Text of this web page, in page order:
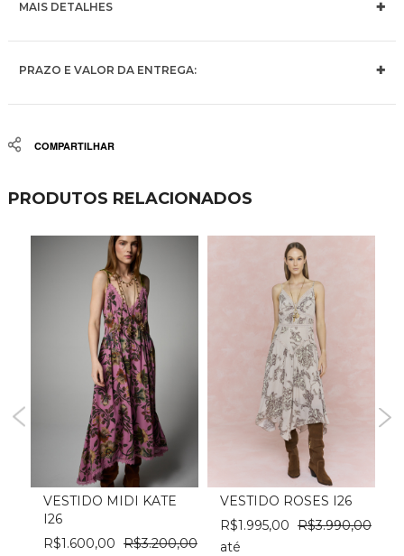
MAIS DETALHES
PRAZO E VALOR DA ENTREGA:
Share
PRODUTOS RELACIONADOS
VESTIDO MIDI KATE
I26
R$1.600,00 R$3.200,00
VESTIDO ROSES I26
R$1.995,00 R$3.990,00
até